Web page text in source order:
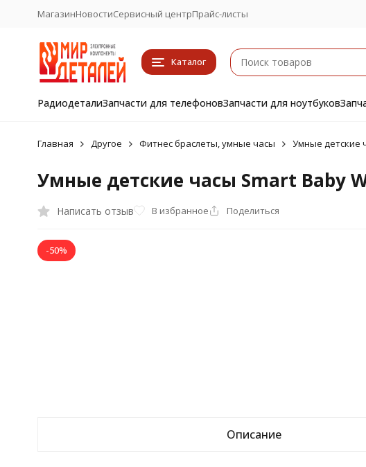
МагазинНовостиСервисный центрПрайс-листы
Каталог
РадиодеталиЗапчасти для телефоновЗапчасти для ноутбуков
Главная Другое Фитнес браслеты, умные часы Умные детские
Умные детские часы Smart Baby
Написать отзыв В избранное Поделиться
-50%
Описание